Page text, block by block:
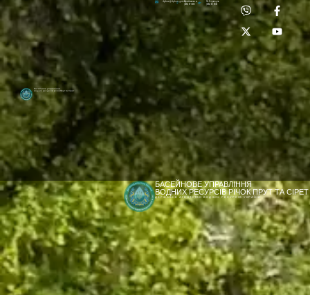
[newyear_garland]
Басейнове управління
водних ресурсів річок Прут та Сірет
Лабораторія:
(0372) 53-92-00
dpbuvr@dpbuvr.gov.uaПриймальня:
(0372) 51-14-56
БАСЕЙНОВЕ УПРАВЛІННЯ
ВОДНИХ РЕСУРСІВ РІЧОК ПРУТ ТА СІРЕТ
ДЕРЖАВНЕ АГЕНТСТВО ВОДНИХ РЕСУРСІВ УКРАЇНИ